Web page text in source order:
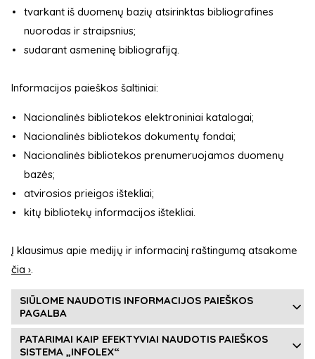
tvarkant iš duomenų bazių atsirinktas bibliografines
nuorodas ir straipsnius;
sudarant asmeninę bibliografiją.
Informacijos paieškos šaltiniai:
Nacionalinės bibliotekos elektroniniai katalogai;
Nacionalinės bibliotekos dokumentų fondai;
Nacionalinės bibliotekos prenumeruojamos duomenų
bazės;
atvirosios prieigos ištekliai;
kitų bibliotekų informacijos ištekliai.
Į klausimus apie medijų ir informacinį raštingumą atsakome
čia ›
SIŪLOME NAUDOTIS INFORMACIJOS PAIEŠKOS
PAGALBA
PATARIMAI KAIP EFEKTYVIAI NAUDOTIS PAIEŠKOS
SISTEMA „INFOLEX“